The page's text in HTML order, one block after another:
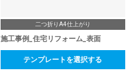
二つ折りA4仕上がり
施工事例_住宅リフォーム_表面
テンプレートを選択する